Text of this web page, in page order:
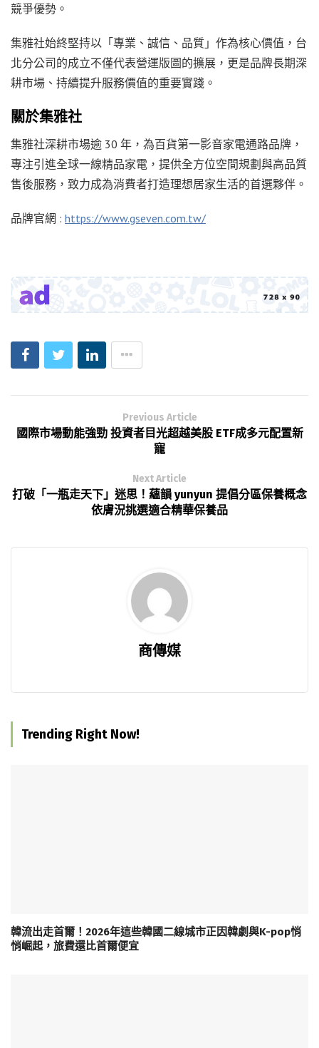
競爭優勢。
集雅社始終堅持以「專業、誠信、品質」作為核心價值，台
北分公司的成立不僅代表營運版圖的擴展，更是品牌長期深
耕市場、持續提升服務價值的重要實踐。
關於集雅社
集雅社深耕市場逾 30 年，為百貨第一影音家電通路品牌，
專注引進全球一線精品家電，提供全方位空間規劃與高品質
售後服務，致力成為消費者打造理想居家生活的首選夥伴。
品牌官網 : https://www.gseven.com.tw/
Previous Article
國際市場動能強勁 投資者目光超越美股 ETF成多元配置新
寵
Next Article
打破「一瓶走天下」迷思！蘊韻 yunyun 提倡分區保養概念
依膚況挑選適合精華保養品
商傳媒
Trending Right Now!
韓流出走首爾！2026年這些韓國二線城市正因韓劇與K-pop悄
悄崛起，旅費還比首爾便宜